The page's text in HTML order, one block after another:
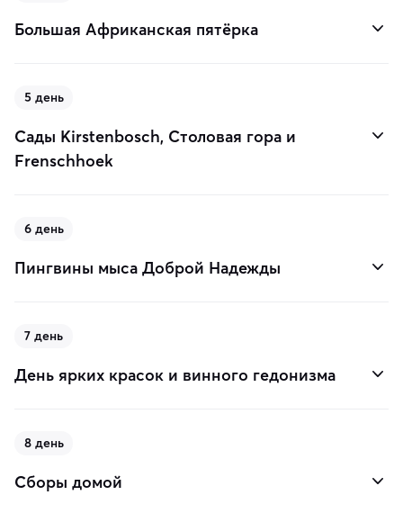
Большая Африканская пятёрка
5 день
Сады Kirstenbosch, Столовая гора и
Frenschhoek
6 день
Пингвины мыса Доброй Надежды
7 день
День ярких красок и винного гедонизма
8 день
Сборы домой